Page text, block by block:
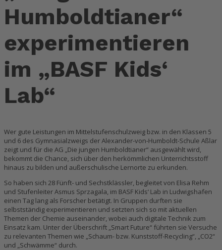
Humboldtianer“
experimentieren
im „BASF Kids‘
Lab“
Wer gute Leistungen im Mittelstufenschulzweig bzw. in den Klassen 5
und 6 des Gymnasialzweigs der Alexander-von-Humboldt-Schule Aßlar
zeigt und für die AG „Die jungen Humboldtianer“ ausgewählt wird,
bekommt die Chance, sich über den herkömmlichen Unterrichtsstoff
hinaus zu bilden und außerschulische Lernorte zu erkunden.
So haben sich 28 Fünft- und Sechstklässler, begleitet von Elisa Rehm
und Stufenleiter Asmus Sprzagala, im BASF Kids‘ Lab in Ludwigshafen
einen Tag lang als Forscher betätigt. In Gruppen durften sie
selbstständig experimentieren und setzten sich so mit aktuellen
Themen der Chemie auseinander, wobei auch digitale Technik zum
Einsatz kam. Unter der Überschrift „Smart Future“ führten sie Versuche
zu relevanten Themen wie „Schaum- bzw. Kunststoff-Recycling“, „CO2“
und „Schwämme“ durch.